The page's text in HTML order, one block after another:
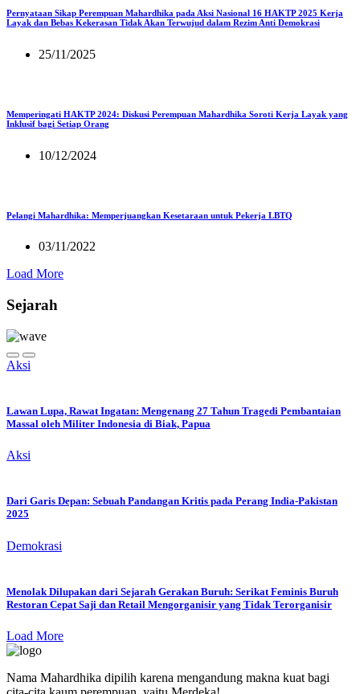
Pernyataan Sikap Perempuan Mahardhika pada Aksi Nasional 16 HAKTP 2025 Kerja
Layak dan Bebas Kekerasan Tidak Akan Terwujud dalam Rezim Anti Demokrasi
25/11/2025
Memperingati HAKTP 2024: Diskusi Perempuan Mahardhika Soroti Kerja Layak yang
Inklusif bagi Setiap Orang
10/12/2024
Pelangi Mahardhika: Memperjuangkan Kesetaraan untuk Pekerja LBTQ
03/11/2022
Load More
Sejarah
Aksi
Lawan Lupa, Rawat Ingatan: Mengenang 27 Tahun Tragedi Pembantaian
Massal oleh Militer Indonesia di Biak, Papua
Aksi
Dari Garis Depan: Sebuah Pandangan Kritis pada Perang India-Pakistan
2025
Demokrasi
Menolak Dilupakan dari Sejarah Gerakan Buruh: Serikat Feminis Buruh
Restoran Cepat Saji dan Retail Mengorganisir yang Tidak Terorganisir
Load More
Nama Mahardhika dipilih karena mengandung makna kuat bagi